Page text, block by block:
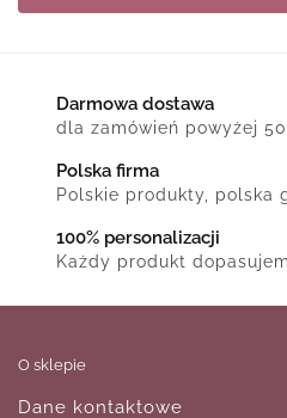
Darmowa dostawa
dla zamówień powyżej
Polska firma
Polskie produkty, polska
100% personalizacji
Każdy produkt
O sklepie
Dane kontaktowe